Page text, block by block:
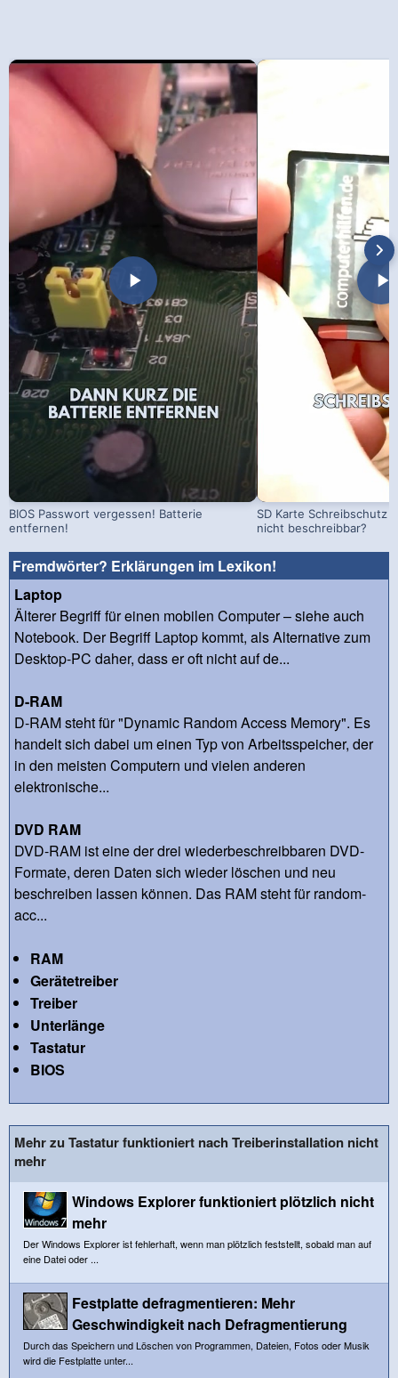
BIOS Passwort vergessen! Batterie
entfernen!
SD Karte Schreibschutz
nicht beschreibbar?
Fremdwörter? Erklärungen im Lexikon!
Laptop
Älterer Begriff für einen mobilen Computer – siehe auch
Notebook. Der Begriff Laptop kommt, als Alternative zum
Desktop-PC daher, dass er oft nicht auf de...
D-RAM
D-RAM steht für "Dynamic Random Access Memory". Es
handelt sich dabei um einen Typ von Arbeitsspeicher, der
in den meisten Computern und vielen anderen
elektronische...
DVD RAM
DVD-RAM ist eine der drei wiederbeschreibbaren DVD-
Formate, deren Daten sich wieder löschen und neu
beschreiben lassen können. Das RAM steht für random-
acc...
RAM
Gerätetreiber
Treiber
Unterlänge
Tastatur
BIOS
Mehr zu Tastatur funktioniert nach Treiberinstallation nicht
mehr
Windows Explorer funktioniert plötzlich nicht
mehr
Der Windows Explorer ist fehlerhaft, wenn man plötzlich feststellt, sobald man auf
eine Datei oder ...
Festplatte defragmentieren: Mehr
Geschwindigkeit nach Defragmentierung
Durch das Speichern und Löschen von Programmen, Dateien, Fotos oder Musik
wird die Festplatte unter...